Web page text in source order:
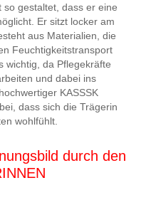
so gestaltet, dass er eine
Er sitzt locker am
aus Materialien, die
Feuchtigkeitstransport
wichtig, da Pflegekräfte
und dabei ins
KASSSK
dass sich die Trägerin
wohlfühlt.
durch den